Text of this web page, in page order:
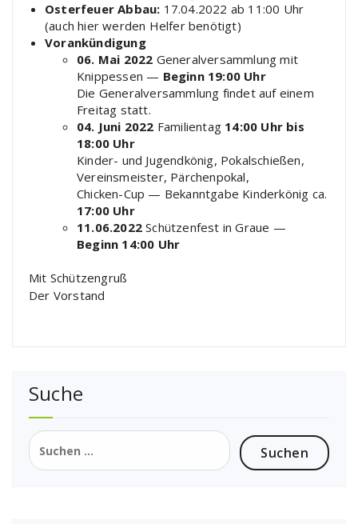
Osterfeuer Abbau: 17.04.2022 ab 11:00 Uhr
(auch hier werden Helfer benötigt)
Vorankündigung
06. Mai 2022 Generalversammlung mit
Knippessen — Beginn 19:00 Uhr
Die Generalversammlung findet auf einem
Freitag statt.
04. Juni 2022 Familientag 14:00 Uhr bis
18:00 Uhr
Kinder- und Jugendkönig, Pokalschießen,
Vereinsmeister, Pärchenpokal,
Chicken-Cup — Bekanntgabe Kinderkönig ca.
17:00 Uhr
11.06.2022Schützenfest in Graue —
Beginn 14:00 Uhr
Mit Schützengruß
Der Vorstand
Suche
Suchen
nach: